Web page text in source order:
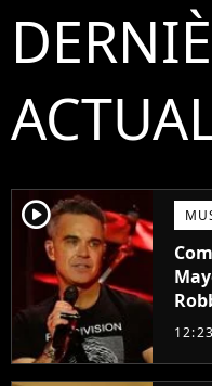
player2
12:23